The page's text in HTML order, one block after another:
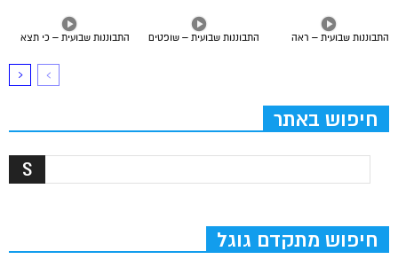
התבוננות שבועית – כי תצא התבוננות שבועית – שופטים התבוננות שבועית – ראה
חיפוש באתר
חיפוש מתקדם גוגל